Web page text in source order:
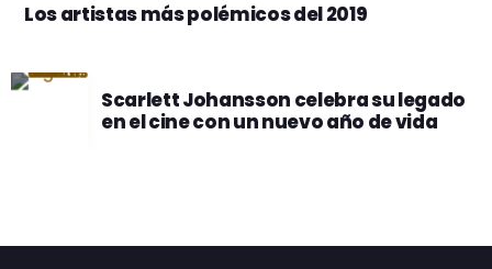
Los artistas más polémicos del 2019
Scarlett Johansson celebra su legado
en el cine con un nuevo año de vida